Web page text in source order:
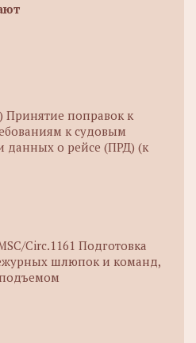
Принятие поправок к
к судовым
данных о рейсе (ПРД) (к
Circ.1161 Подготовка
шлюпок и команд,